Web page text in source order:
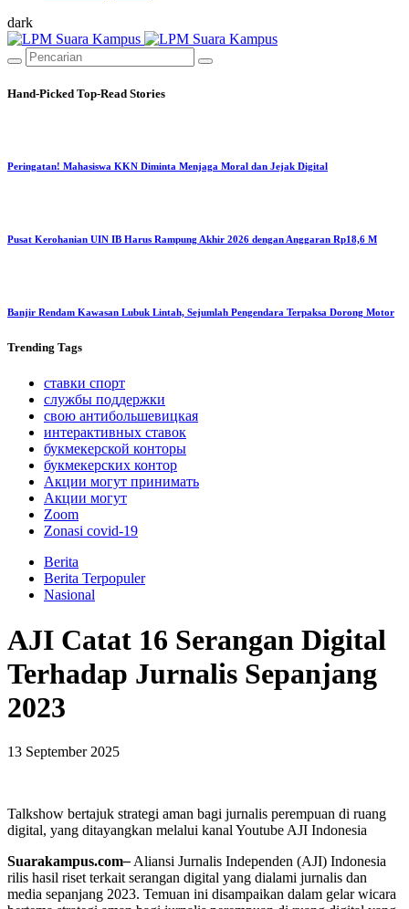
dark
Hand-Picked Top-Read Stories
Peringatan! Mahasiswa KKN Diminta Menjaga Moral dan Jejak Digital
Pusat Kerohanian UIN IB Harus Rampung Akhir 2026 dengan Anggaran Rp18,6 M
Banjir Rendam Kawasan Lubuk Lintah, Sejumlah Pengendara Terpaksa Dorong Motor
Trending Tags
ставки спорт
службы поддержки
свою антибольшевицкая
интерактивных ставок
букмекерской конторы
букмекерских контор
Акции могут принимать
Акции могут
Zoom
Zonasi covid-19
Berita
Berita Terpopuler
Nasional
AJI Catat 16 Serangan Digital
Terhadap Jurnalis Sepanjang
2023
13 September 2025
Talkshow bertajuk strategi aman bagi jurnalis perempuan di ruang
digital, yang ditayangkan melalui kanal Youtube AJI Indonesia
Suarakampus.com– Aliansi Jurnalis Independen (AJI) Indonesia
rilis hasil riset terkait serangan digital yang dialami jurnalis dan
media sepanjang 2023. Temuan ini disampaikan dalam gelar wicara